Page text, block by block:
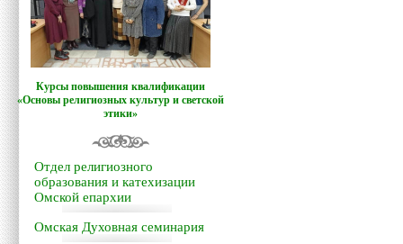
Курсы повышения квалификации
«Основы религиозных культур и светской
этики»
Отдел религиозного
образования и катехизации
Омской епархии
Омская Духовная семинария